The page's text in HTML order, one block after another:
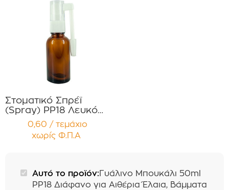
Στοματικό Σπρέϊ
(Spray) PP18 Λευκό
με 2 Προστατευτικά
Διάφανα Καπάκια
Συσκευασία 12
0,60 / τεμάχιο
χωρίς Φ.Π.Α
Αυτό το προϊόν:Γυάλινο Μπουκάλι 50ml
PP18 Διάφανο για Αιθέρια Έλαια, Βάμματα